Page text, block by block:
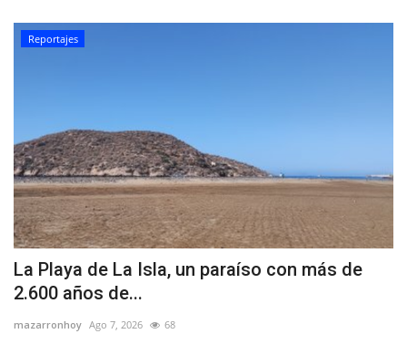
Reportajes
La Playa de La Isla, un paraíso con más de
2.600 años de...
mazarronhoy Ago 7, 2026 68